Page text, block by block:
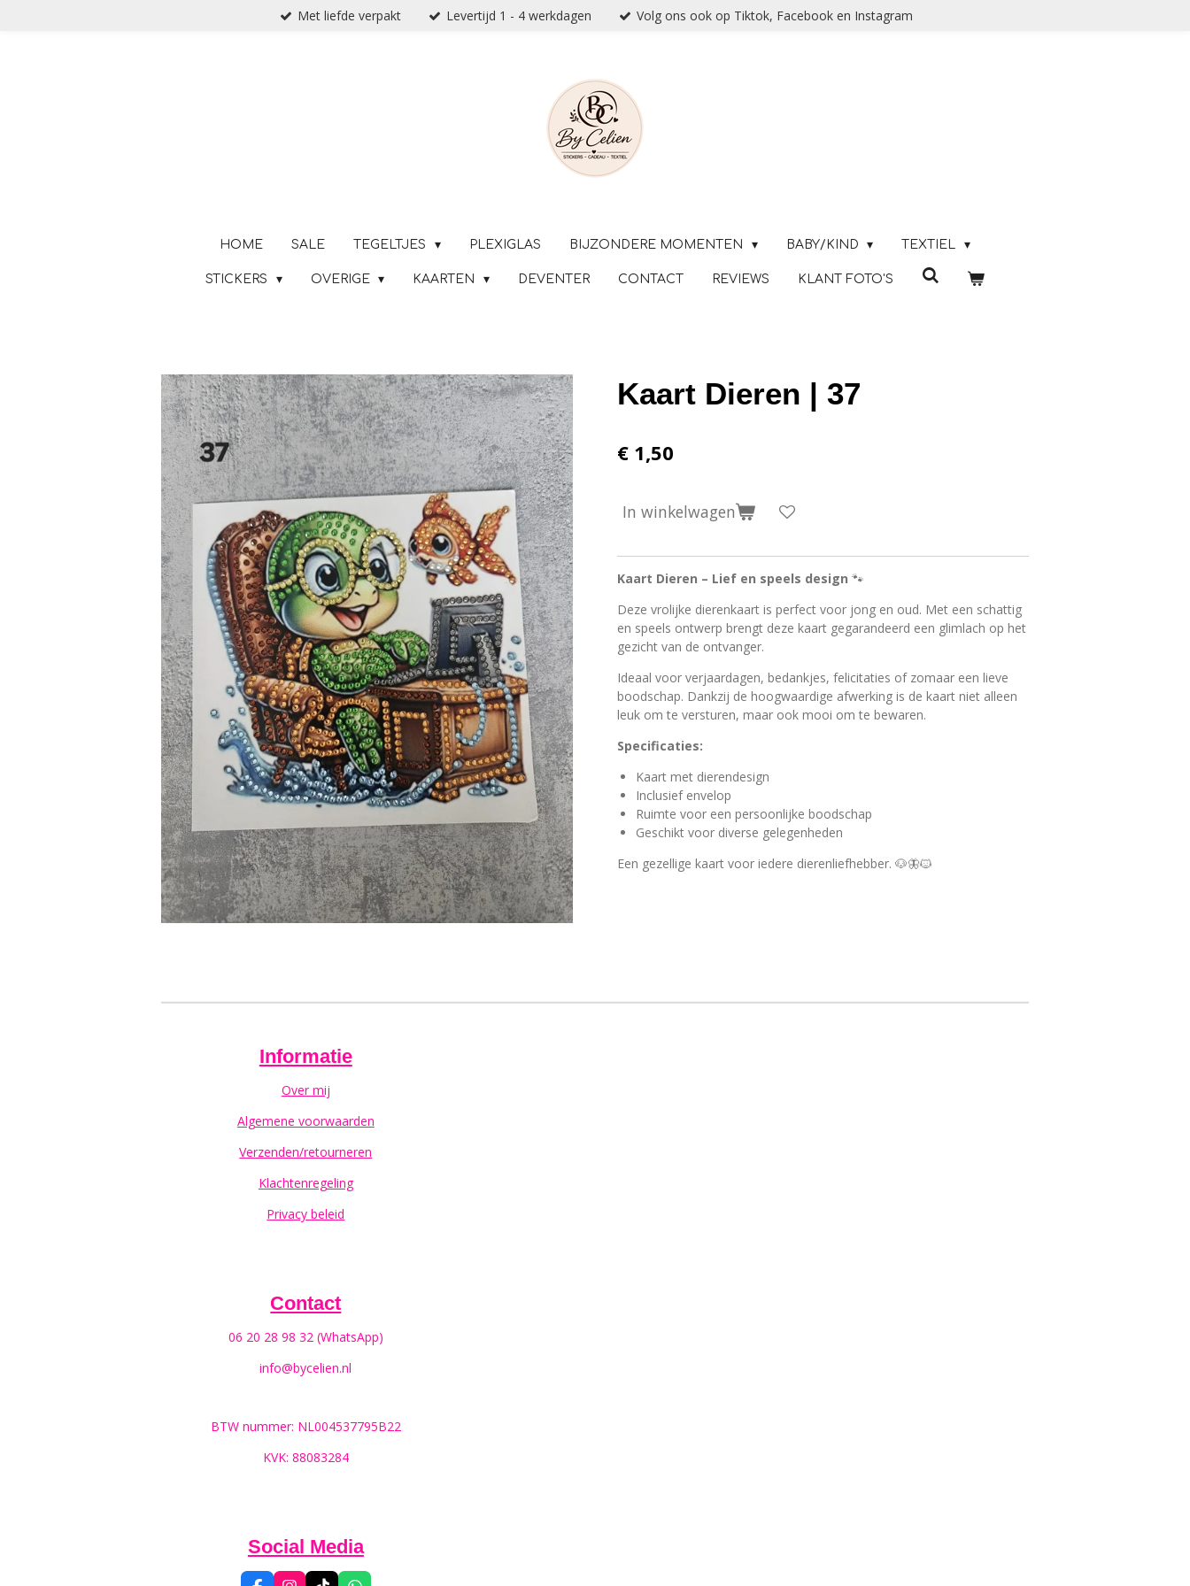
Met liefde verpakt Levertijd 1 - 4 werkdagen Volg ons ook op Tiktok, Facebook en Instagram
HOME SALE TEGELTJES PLEXIGLAS BIJZONDERE MOMENTEN BABY/KIND TEXTIEL
STICKERS OVERIGE KAARTEN DEVENTER CONTACT REVIEWS KLANT FOTO'S
Kaart Dieren | 37
€ 1,50
In winkelwagen
Kaart Dieren – Lief en speels design 🐾
Deze vrolijke dierenkaart is perfect voor jong en oud. Met een schattig
en speels ontwerp brengt deze kaart gegarandeerd een glimlach op het
gezicht van de ontvanger.
Ideaal voor verjaardagen, bedankjes, felicitaties of zomaar een lieve
boodschap. Dankzij de hoogwaardige afwerking is de kaart niet alleen
leuk om te versturen, maar ook mooi om te bewaren.
Specificaties:
Kaart met dierendesign
Inclusief envelop
Ruimte voor een persoonlijke boodschap
Geschikt voor diverse gelegenheden
Een gezellige kaart voor iedere dierenliefhebber. 🐶🦋🐱
Informatie
Over mij
Algemene voorwaarden
Verzenden/retourneren
Klachtenregeling
Privacy beleid
Contact
06 20 28 98 32 (WhatsApp)
info@bycelien.nl
BTW nummer: NL004537795B22
KVK: 88083284
Social Media